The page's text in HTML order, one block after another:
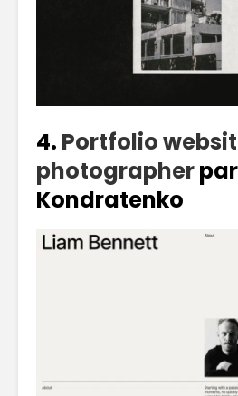
4. Portfolio
photographer
Kondratenko